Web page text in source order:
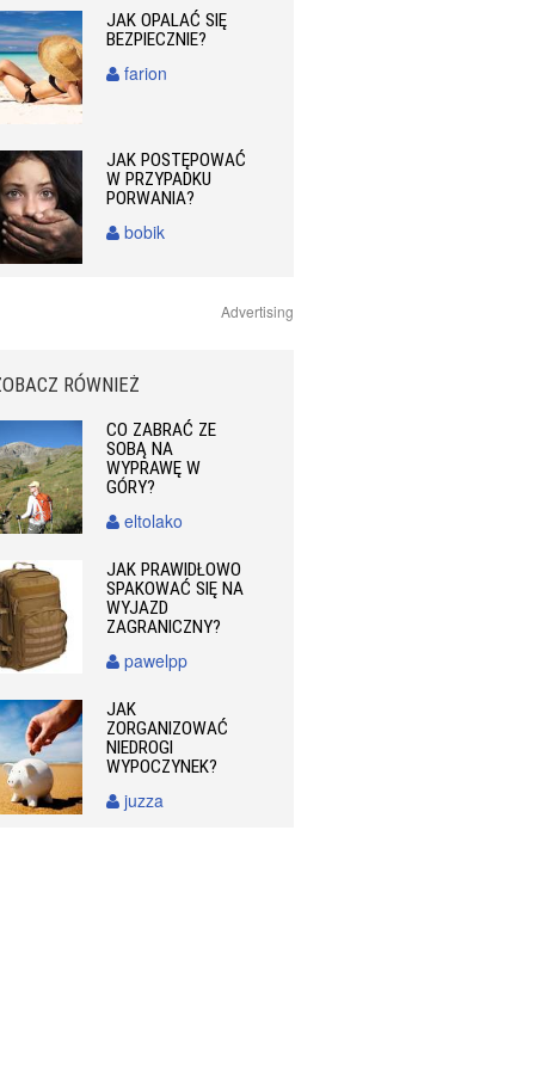
JAK OPALAĆ SIĘ
BEZPIECZNIE?
farion
JAK POSTĘPOWAĆ
W PRZYPADKU
PORWANIA?
bobik
Advertising
RÓWNIEŻ
CO ZABRAĆ ZE
SOBĄ NA
WYPRAWĘ W
GÓRY?
eltolako
JAK PRAWIDŁOWO
SPAKOWAĆ SIĘ NA
WYJAZD
ZAGRANICZNY?
pawelpp
JAK
ZORGANIZOWAĆ
NIEDROGI
WYPOCZYNEK?
juzza